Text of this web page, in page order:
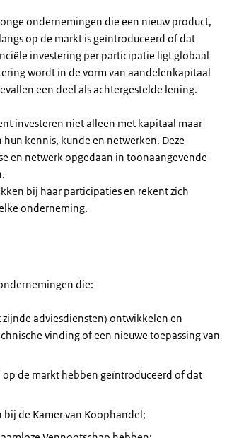
ondernemingen die een nieuw product,
op de markt is geïntroduceerd of dat
investering per participatie ligt globaal
wordt in de vorm van aandelenkapitaal
een deel als achtergestelde lening.
investeren niet alleen met kapitaal maar
kennis, kunde en netwerken. Deze
en netwerk opgedaan in toonaangevende
bij haar participaties en rekent zich
onderneming.
die:
adviesdiensten) ontwikkelen en
vinding of een nieuwe toepassing van
de markt hebben geïntroduceerd of dat
de Kamer van Koophandel;